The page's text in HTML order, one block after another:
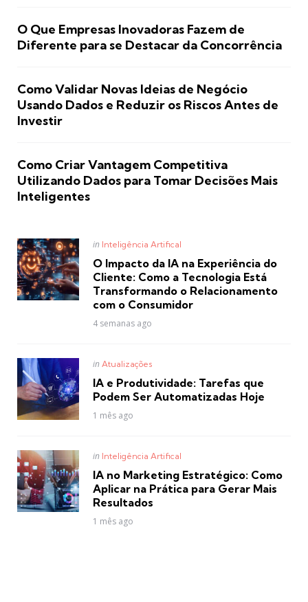
O Que Empresas Inovadoras Fazem de
Diferente para se Destacar da Concorrência
Como Validar Novas Ideias de Negócio
Usando Dados e Reduzir os Riscos Antes de
Investir
Como Criar Vantagem Competitiva
Utilizando Dados para Tomar Decisões Mais
Inteligentes
Posted
in Inteligência Artifical
O Impacto da IA na Experiência do
Cliente: Como a Tecnologia Está
Transformando o Relacionamento
com o Consumidor
4 semanas ago
Posted
in Atualizações
IA e Produtividade: Tarefas que
Podem Ser Automatizadas Hoje
1 mês ago
Posted
in Inteligência Artifical
IA no Marketing Estratégico: Como
Aplicar na Prática para Gerar Mais
Resultados
1 mês ago